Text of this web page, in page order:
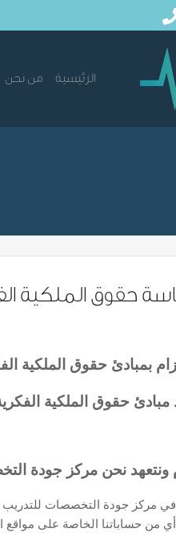
الرئيسية من نحن
حقوق الملكية
ونتعهد نحن مركز جودة
في مركز جودة التخصصات للتدريب و